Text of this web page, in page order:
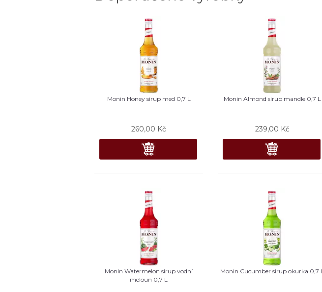
Monin Honey sirup med 0,7 L
260,00 Kč
Monin Almond sirup mandle 0,7 L
239,00 Kč
Monin Watermelon sirup vodní
meloun 0,7 L
Monin Cucumber sirup okurka 0,7 L